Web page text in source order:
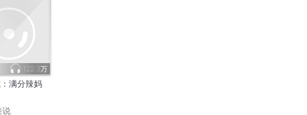
122.3万
满分辣妈
说